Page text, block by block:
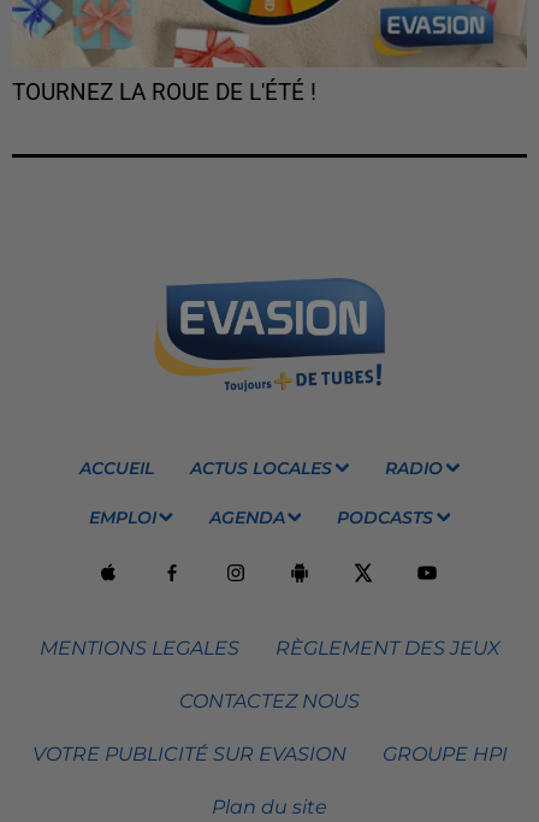
TOURNEZ LA ROUE DE L'ÉTÉ !
ACCUEIL ACTUS LOCALES RADIO
EMPLOI AGENDA PODCASTS
MENTIONS LEGALES RÈGLEMENT DES JEUX
CONTACTEZ NOUS
VOTRE PUBLICITÉ SUR EVASION GROUPE HPI
Plan du site